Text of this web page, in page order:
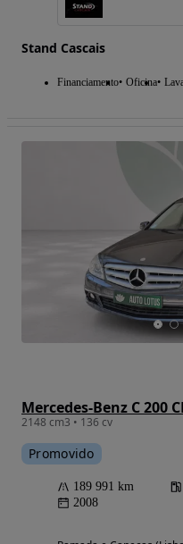
Stand Cascais
Financiamento Oficina
2148 cm3 • 136 cv
Promovido
189 991 km
2008